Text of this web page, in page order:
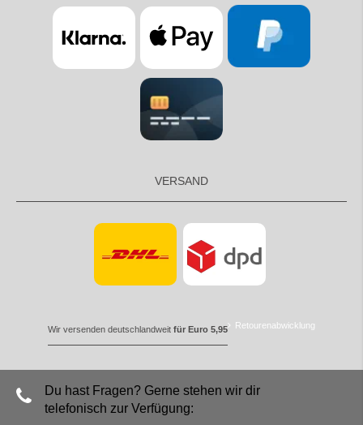
VERSAND
Wir versenden deutschlandweit für Euro 5,95 Retourenabwicklung
Du hast Fragen? Gerne stehen wir dir
telefonisch zur Verfügung: